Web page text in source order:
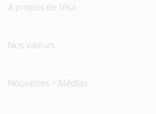
A propos de Visa
Nos valeurs
Nouvelles + Médias